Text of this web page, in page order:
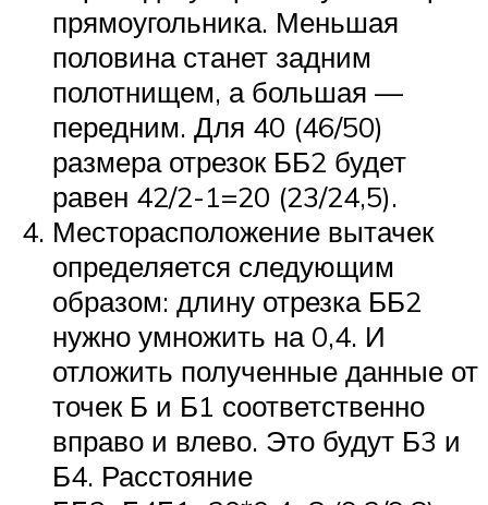
прямоугольника. Меньшая
половина станет задним
полотнищем, а большая —
передним. Для 40 (46/50)
размера отрезок ББ2 будет
равен 42/2-1=20 (23/24,5).
Месторасположение вытачек
определяется следующим
образом: длину отрезка ББ2
нужно умножить на 0,4. И
отложить полученные данные от
точек Б и Б1 соответственно
вправо и влево. Это будут Б3 и
Б4. Расстояние